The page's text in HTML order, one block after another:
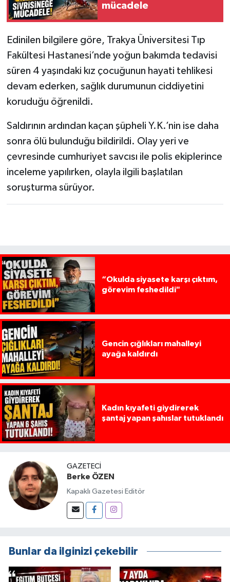
mücadele
Edinilen bilgilere göre, Trakya Üniversitesi Tıp
Fakültesi Hastanesi’nde yoğun bakımda tedavisi
süren 4 yaşındaki kız çocuğunun hayati tehlikesi
devam ederken, sağlık durumunun ciddiyetini
koruduğu öğrenildi.
Saldırının ardından kaçan şüpheli Y.K.’nin ise daha
sonra ölü bulunduğu bildirildi. Olay yeri ve
çevresinde cumhuriyet savcısı ile polis ekiplerince
inceleme yapılırken, olayla ilgili başlatılan
soruşturma sürüyor.
“Okulda siyasete karşı çıktım,
görevim feshedildi"
Gencin çığlıkları mahalleyi
ayağa kaldırdı
Kadın kıyafeti giydirerek
şantaj yapan şahıslar tutuklandı
GAZETECI
Berke ÖZEN
Kapaklı Gazetesi Editör
Bunlar da ilginizi çekebilir